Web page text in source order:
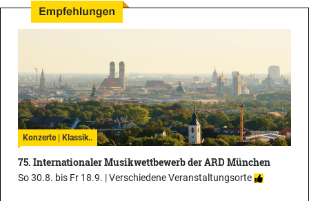
Konzerte | Klassik..
75. Internationaler Musikwettbewerb der ARD München
So 30.8. bis Fr 18.9. |Verschiedene Veranstaltungsorte